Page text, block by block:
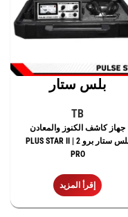
بلس ستار
TB
جهاز كاشف الكنوز والمعادن
بلس ستار برو 2 | PLUS STAR II
PRO
إقرأ المزيد